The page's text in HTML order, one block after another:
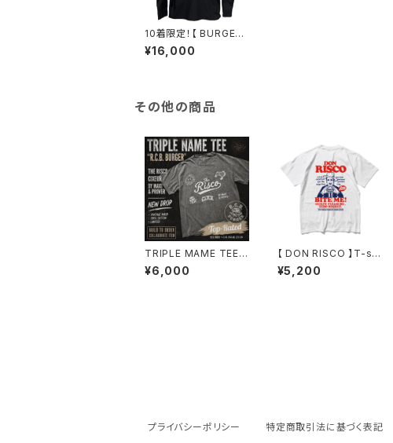
10着限定！【 BURGER
GANG 】 チェーンステ
ッチ刺繍シャツ（長袖）
¥16,000
その他の商品
TRIPLE MAME TEE
【R.C.B. BURGER】
¥6,000
【 DON RISCO 】T-shi
rts
¥5,200
プライバシーポリシー 特定商取引法に基づく表記